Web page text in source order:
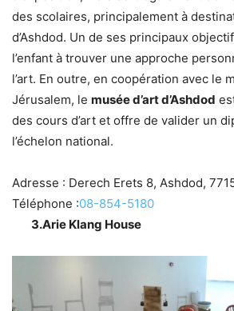
des scolaires, principalement à
d’Ashdod. Un de ses principaux
l’enfant à trouver une approche
l’art. En outre, en coopération avec le
Jérusalem, le musée d’art d’Ashdod
des cours d’art et offre de valider un
l’échelon national.
Adresse : Derech Erets 8, Ashdod,
Téléphone :08-854-5180
3.Arie Klang House